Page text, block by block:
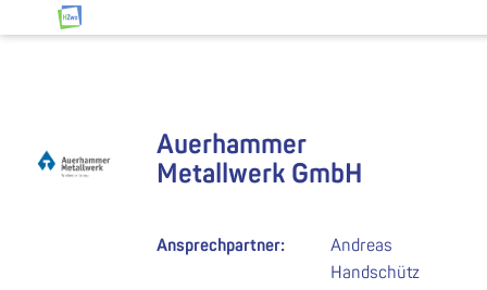
Zum Inhalt springen
HZwo – Antrieb für Sachsen
Auerhammer
Metallwerk GmbH
Ansprechpartner:
Andreas
Handschütz